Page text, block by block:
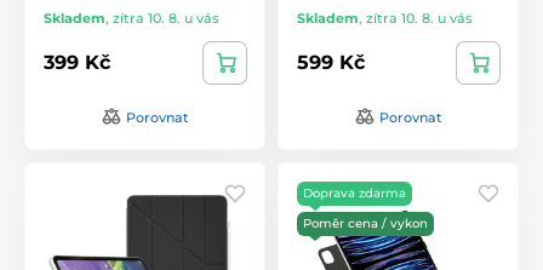
Skladem, zítra 10. 8. u vás
399 Kč
Porovnat
Skladem, zítra 10. 8. u vás
599 Kč
Porovnat
Doprava zdarma
Poměr cena / vykon